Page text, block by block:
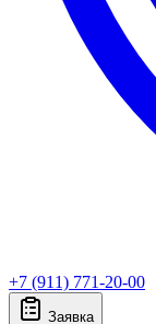
+7 (911) 771-20-00
Заявка